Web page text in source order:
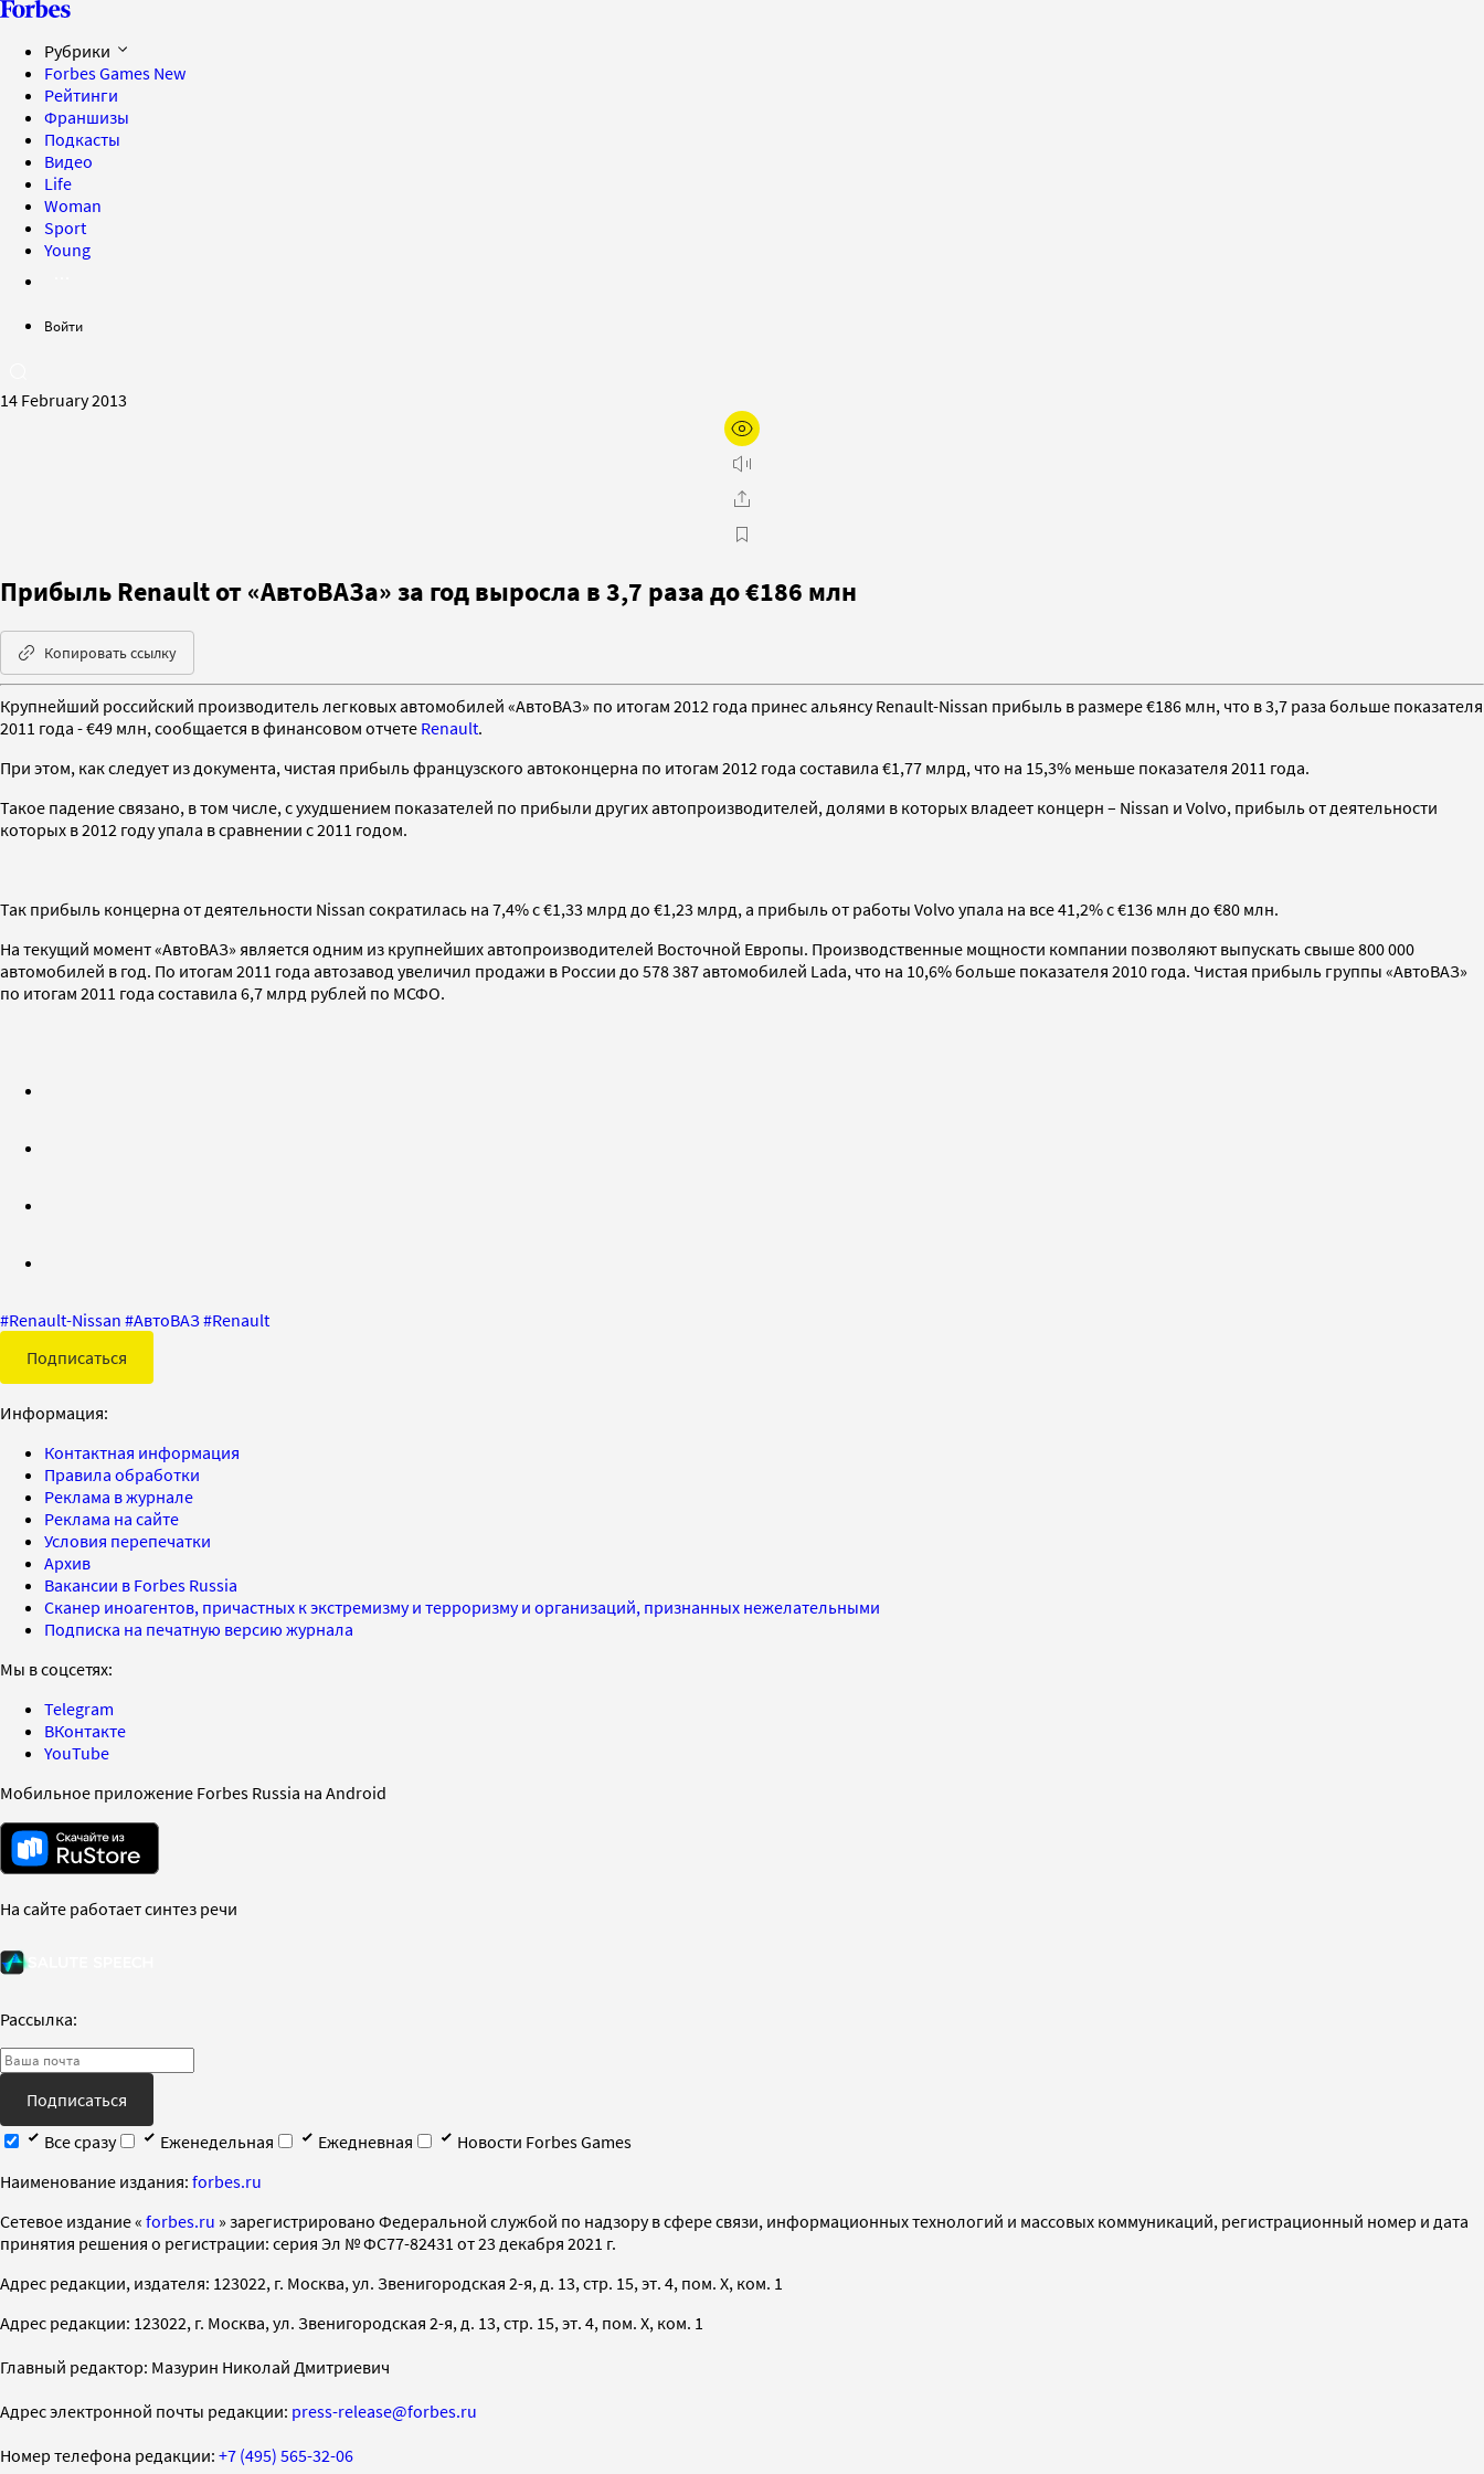
Рубрики
Forbes Games New
Рейтинги
Франшизы
Подкасты
Видео
Life
Woman
Sport
Young
Войти
14 February 2013
Прибыль Renault от «АвтоВАЗа» за год выросла в 3,7 раза до €186 млн
Копировать ссылку
Крупнейший российский производитель легковых автомобилей «АвтоВАЗ» по итогам 2012 года принес альянсу Renault-Nissan прибыль в размере €186 млн, что в 3,7 раза больше показателя
2011 года - €49 млн, сообщается в финансовом отчете Renault.
При этом, как следует из документа, чистая прибыль французского автоконцерна по итогам 2012 года составила €1,77 млрд, что на 15,3% меньше показателя 2011 года.
Такое падение связано, в том числе, с ухудшением показателей по прибыли других автопроизводителей, долями в которых владеет концерн – Nissan и Volvo, прибыль от деятельности
которых в 2012 году упала в сравнении с 2011 годом.
Так прибыль концерна от деятельности Nissan сократилась на 7,4% с €1,33 млрд до €1,23 млрд, а прибыль от работы Volvo упала на все 41,2% с €136 млн до €80 млн.
На текущий момент «АвтоВАЗ» является одним из крупнейших автопроизводителей Восточной Европы. Производственные мощности компании позволяют выпускать свыше 800 000
автомобилей в год. По итогам 2011 года автозавод увеличил продажи в России до 578 387 автомобилей Lada, что на 10,6% больше показателя 2010 года. Чистая прибыль группы «АвтоВАЗ»
по итогам 2011 года составила 6,7 млрд рублей по МСФО.
#Renault-Nissan #АвтоВАЗ#Renault
Подписаться
Информация:
Контактная информация
Правила обработки
Реклама в журнале
Реклама на сайте
Условия перепечатки
Архив
Вакансии в Forbes Russia
Сканер иноагентов, причастных к экстремизму и терроризму и организаций, признанных нежелательными
Подписка на печатную версию журнала
Мы в соцсетях:
Telegram
ВКонтакте
YouTube
Мобильное приложение Forbes Russia на Android
На сайте работает синтез речи
Рассылка:
Подписаться
Все сразу
Еженедельная Ежедневная
Новости Forbes Games
Наименование издания: forbes.ru
Cетевое издание « forbes.ru » зарегистрировано Федеральной службой по надзору в сфере связи, информационных технологий и массовых коммуникаций, регистрационный номер и дата
принятия решения о регистрации: серия Эл № ФС77-82431 от 23 декабря 2021 г.
Адрес редакции, издателя: 123022, г. Москва, ул. Звенигородская 2-я, д. 13, стр. 15, эт. 4, пом. X, ком. 1
Адрес редакции: 123022, г. Москва, ул. Звенигородская 2-я, д. 13, стр. 15, эт. 4, пом. X, ком. 1
Главный редактор: Мазурин Николай Дмитриевич
Адрес электронной почты редакции: press-release@forbes.ru
Номер телефона редакции: +7 (495) 565-32-06